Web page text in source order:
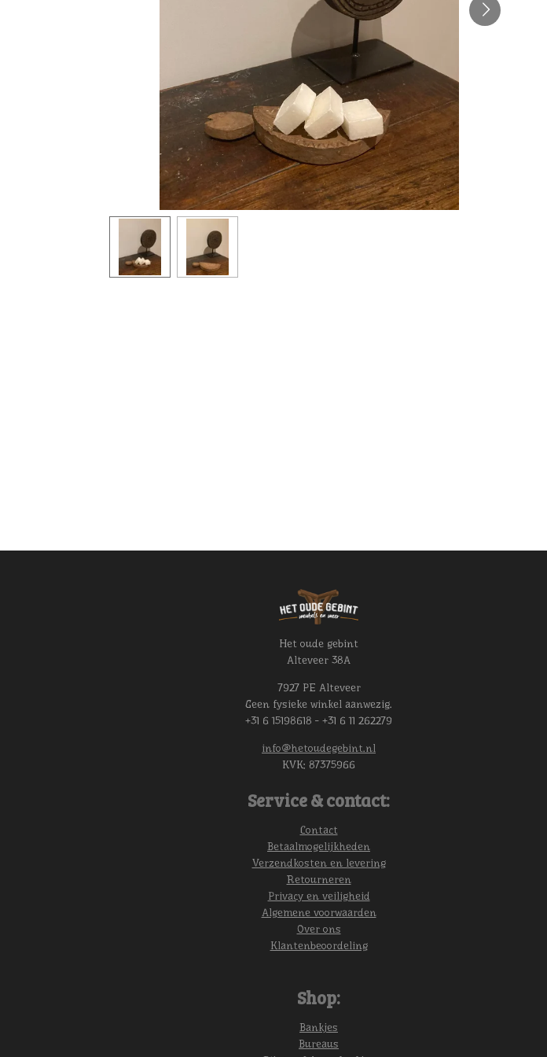
Het oude gebint
Alteveer 38A
7927 PE Alteveer
Geen fysieke winkel aanwezig.
+31 6 15198618 - +31 6 11 262279
info@hetoudegebint.nl
KVK: 87375966
Service & contact:
Contact
Betaalmogelijkheden
Verzendkosten en levering
Retourneren
Privacy en veiligheid
Algemene voorwaarden
Over ons
Klantenbeoordeling
Shop:
Bankjes
Bureaus